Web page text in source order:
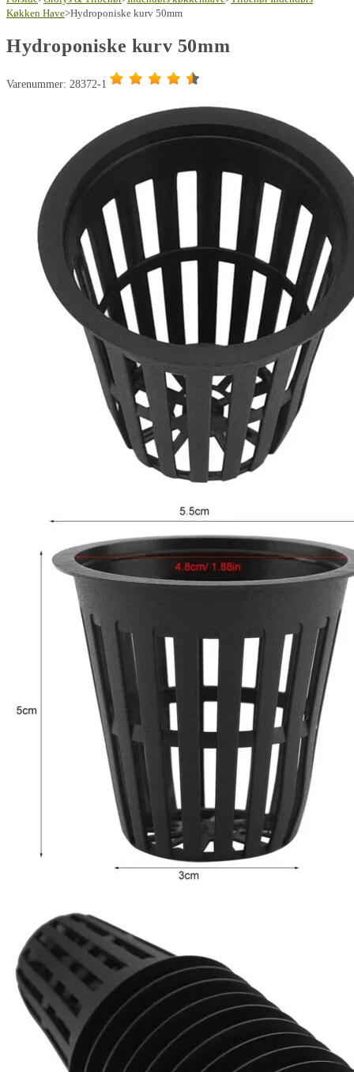
antal
Køkken Have>Hydroponiske kurv 50mm
Hydroponiske kurv 50mm
Varenummer: 28372-1